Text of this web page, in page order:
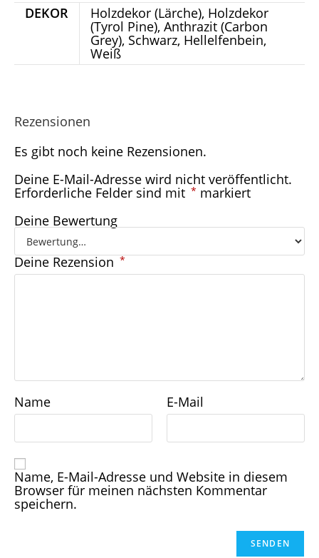
DEKOR
Holzdekor (Lärche), Holzdekor
(Tyrol Pine), Anthrazit (Carbon
Grey), Schwarz, Hellelfenbein,
Weiß
Rezensionen
Es gibt noch keine Rezensionen.
Deine E-Mail-Adresse wird nicht veröffentlicht.
Erforderliche Felder sind mit * markiert
Deine Bewertung
Deine Rezension *
Name E-Mail
Name, E-Mail-Adresse und Website in diesem
Browser für meinen nächsten Kommentar
speichern.